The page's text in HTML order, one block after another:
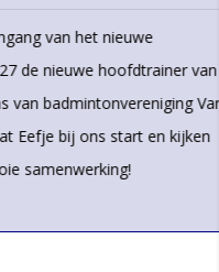
het nieuwe
hoofdtrainer van de
Van
ons start en kijken